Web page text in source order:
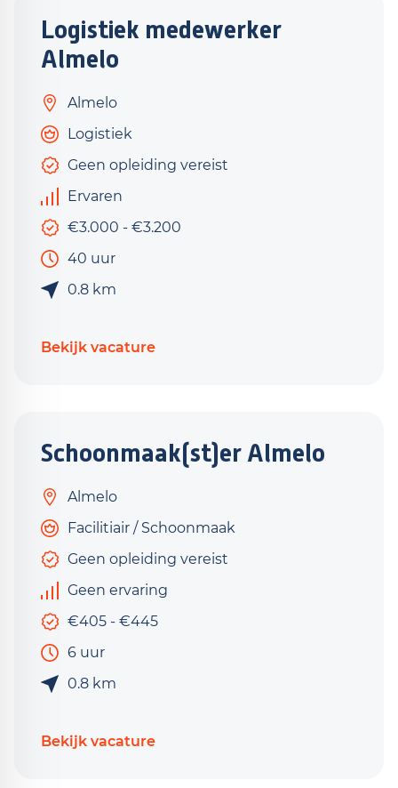
Logistiek medewerker
Almelo
Almelo
Logistiek
Geen opleiding vereist
Ervaren
€3.000 - €3.200
40 uur
0.8 km
Bekijk vacature
Schoonmaak(st)er Almelo
Almelo
Facilitiair / Schoonmaak
Geen opleiding vereist
Geen ervaring
€405 - €445
6 uur
0.8 km
Bekijk vacature